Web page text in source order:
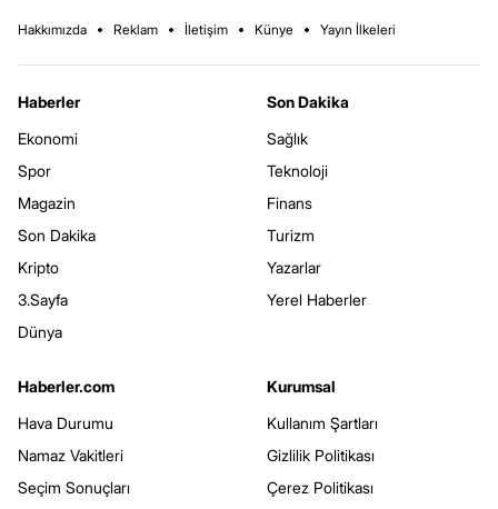
Hakkımızda Reklam İletişim Künye Yayın İlkeleri
Haberler
Ekonomi
Spor
Magazin
Son Dakika
Kripto
3.Sayfa
Dünya
Son Dakika
Sağlık
Teknoloji
Finans
Turizm
Yazarlar
Yerel Haberler
Haberler.com
Hava Durumu
Namaz Vakitleri
Seçim Sonuçları
Kurumsal
Kullanım Şartları
Gizlilik Politikası
Çerez Politikası